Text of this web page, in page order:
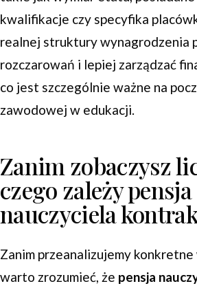
kwalifikacje czy specyfika
realnej struktury wynagrodzenia
rozczarowań i lepiej zarządzać
co jest szczególnie ważne na
zawodowej w edukacji.
Zanim zobaczysz
czego zależy pensja
nauczyciela
Zanim przeanalizujemy
warto zrozumieć, że pensja